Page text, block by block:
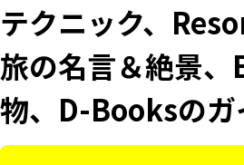
テクニック、
旅の名言＆絶景、
物、D-Booksのガ